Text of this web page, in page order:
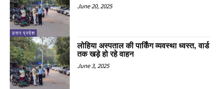
उत्तर प्रदेश
June 20, 2025
लोहिया अस्पताल की पार्किंग व्यवस्था ध्वस्त, वार्ड
तक खड़े हो रहे वाहन
June 3, 2025